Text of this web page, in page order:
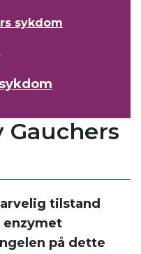
sykdom
Gauchers
tilstand
enzymet
på dette